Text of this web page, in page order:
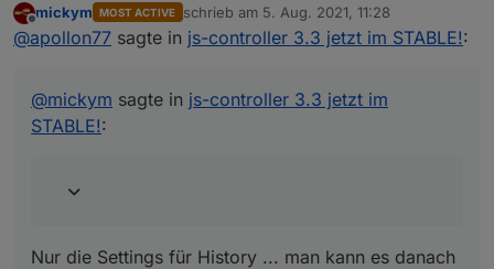
Es geht Dir halt die Historie verloren.
Nur die Settings für History ... man kann es danach
wieder aktivieren. Ja das ist leider blöd, aber aktuell
Offline
mickym MOST ACTIVE schrieb am 5. Aug. 2021, 11:28
zuletzt editiert von
@apollon77 sagte in js-controller 3.3 jetzt im STABLE!:
@mickym sagte in js-controller 3.3 jetzt im
STABLE!:
Nur die Settings für History ... man kann es danach